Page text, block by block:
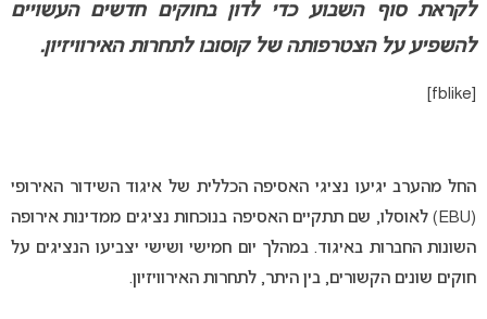
לקראת סוף השבוע כדי לדון בחוקים חדשים העשויים
להשפיע על הצטרפותה של קוסובו לתחרות האירוויזיון.
החל מהערב יגיעו נציגי האסיפה הכללית של איגוד השידור האירופי
(EBU) לאוסלו, שם תתקיים האסיפה בנוכחות נציגים ממדינות אירופה
השונות החברות באיגוד. במהלך יום חמישי ושישי יצביעו הנציגים על
חוקים שונים הקשורים, בין היתר, לתחרות האירוויזיון.